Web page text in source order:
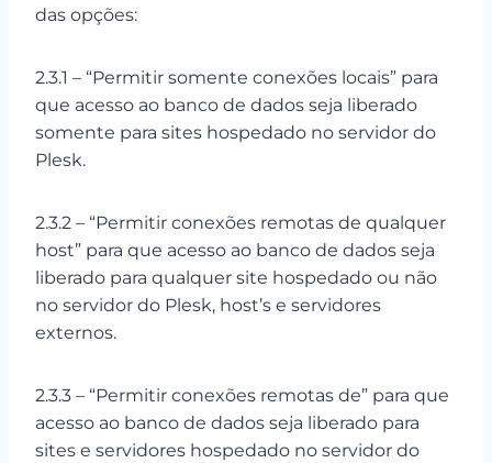
das opções:
2.3.1 – “Permitir somente conexões locais” para
que acesso ao banco de dados seja liberado
somente para sites hospedado no servidor do
Plesk.
2.3.2 – “Permitir conexões remotas de qualquer
host” para que acesso ao banco de dados seja
liberado para qualquer site hospedado ou não
no servidor do Plesk, host’s e servidores
externos.
2.3.3 – “Permitir conexões remotas de” para que
acesso ao banco de dados seja liberado para
sites e servidores hospedado no servidor do